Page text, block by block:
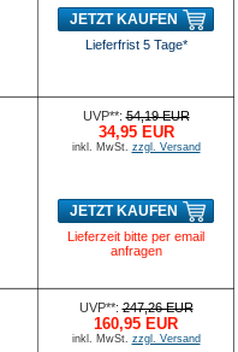
JETZT KAUFEN
Lieferfrist 5 Tage*
UVP**:54,19 EUR
34,95 EUR
inkl. MwSt. zzgl. Versand
JETZT KAUFEN
Lieferzeit bitte per email
anfragen
UVP**:247,26 EUR
160,95 EUR
inkl. MwSt. zzgl. Versand